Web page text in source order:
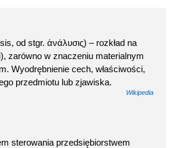
od stgr. ἀνάλυσις) – rozkład na
zarówno w znaczeniu materialnym
Wyodrębnienie cech, właściwości,
przedmiotu lub zjawiska.
Wikipedia
sterowania przedsiębiorstwem